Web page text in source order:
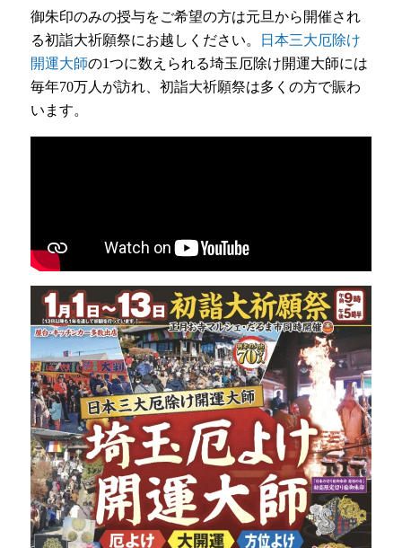
御朱印のみの授与をご希望の方は元旦から開催され
る初詣大祈願祭にお越しください。
日本三大厄除け
開運大師の1つに数えられる埼玉厄除け開運大師には
毎年70万人が訪れ、初詣大祈願祭は多くの方で賑わ
います。